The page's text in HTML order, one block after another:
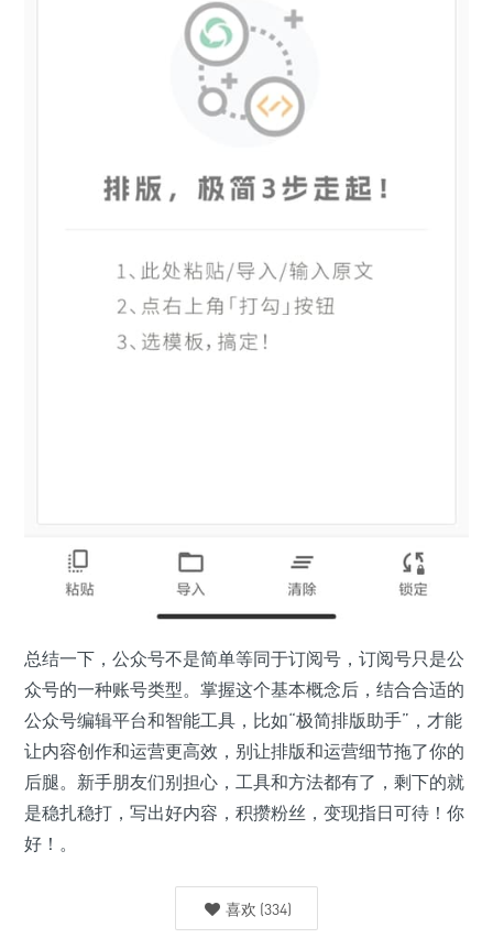
总结一下，公众号不是简单等同于订阅号，订阅号只是公
众号的一种账号类型。掌握这个基本概念后，结合合适的
公众号编辑平台和智能工具，比如“极简排版助手”，才能
让内容创作和运营更高效，别让排版和运营细节拖了你的
后腿。新手朋友们别担心，工具和方法都有了，剩下的就
是稳扎稳打，写出好内容，积攒粉丝，变现指日可待！你
好！。
喜欢 (334)